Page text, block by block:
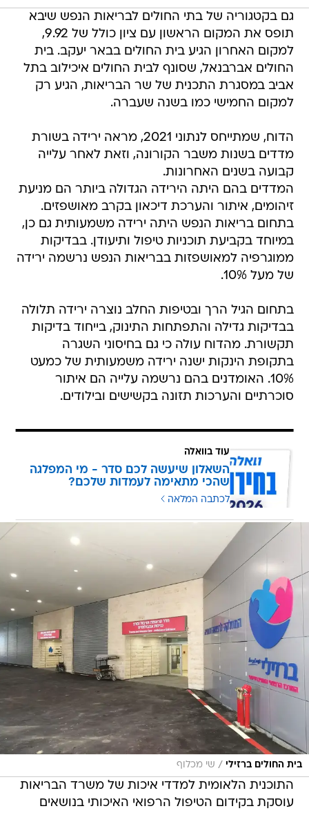
גם בקטגוריה של בתי החולים לבריאות הנפש שיבא
תופס את המקום הראשון עם ציון כולל של 9.92,
למקום האחרון הגיע בית החולים בבאר יעקב. בית
החולים אברבנאל, שסונף לבית החולים איכילוב בתל
אביב במסגרת התכנית של שר הבריאות, הגיע רק
למקום החמישי כמו בשנה שעברה.
הדוח, שמתייחס לנתוני 2021, מראה ירידה בשורת
מדדים בשנות משבר הקורונה, וזאת לאחר עלייה
קבועה בשנים האחרונות.
המדדים בהם היתה הירידה הגדולה ביותר הם מניעת
זיהומים, איתור והערכת דיכאון בקרב מאושפזים.
בתחום בריאות הנפש היתה ירידה משמעותית גם כן,
במיוחד בקביעת תוכניות טיפול ותיעודן. בבדיקות
ממוגרפיה למאושפזות בבריאות הנפש נרשמה ירידה
של מעל 10%.
בתחום הגיל הרך ובטיפות החלב נוצרה ירידה תלולה
בבדיקות גדילה והתפתחות התינוק, בייחוד בדיקות
תקשורת. מהדוח עולה כי גם בחיסוני השגרה
בתקופת הינקות ישנה ירידה משמעותית של כמעט
10%. האומדנים בהם נרשמה עלייה הם איתור
סוכרתיים והערכות תזונה בקשישים ובילודים.
עוד בוואלה
השאלון שיעשה לכם סדר - מי המפלגה
שהכי מתאימה לעמדות שלכם?
לכתבה המלאה
בית החולים ברזילי / שי מכלוף
התוכנית הלאומית למדדי איכות של משרד הבריאות
עוסקת בקידום הטיפול הרפואי האיכותי בנושאים